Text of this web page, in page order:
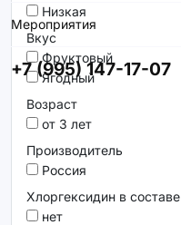
Мероприятия
+7 (995) 147-17-07
Низкая
Вкус
Фруктовый
Ягодный
Возраст
от 3 лет
Производитель
Россия
Хлоргексидин в составе
нет